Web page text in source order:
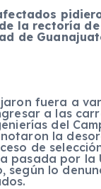
la rectoría
de
fuera a
a las
del
la
de
pasada por la
según lo